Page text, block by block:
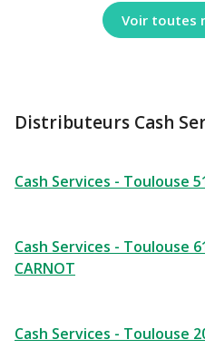
Voir toutes
Distributeurs Cash
Cash Services - Toulouse 51
Cash Services - Toulouse
CARNOT
Cash Services - Toulouse 20